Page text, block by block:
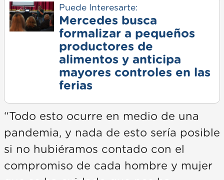
Puede Interesarte:
Mercedes busca
formalizar a pequeños
productores de
alimentos y anticipa
mayores controles en las
ferias
“Todo esto ocurre en medio de una
pandemia, y nada de esto sería posible
si no hubiéramos contado con el
compromiso de cada hombre y mujer